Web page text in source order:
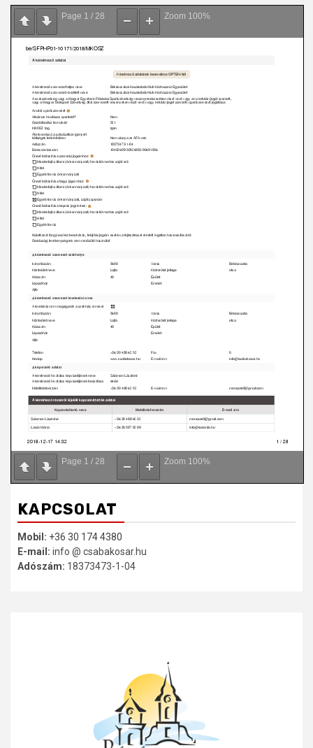
Page 1 / 28 Zoom 100%
Page 1 / 28 Zoom 100%
KAPCSOLAT
Mobil: +36 30 174 4380
E-mail: info @ csabakosar.hu
Adószám: 18373473-1-04